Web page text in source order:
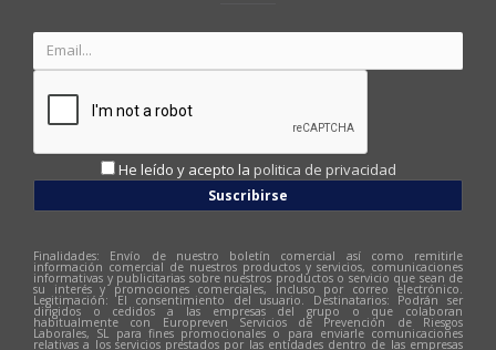
He leído y acepto la politica de privacidad
Suscribirse
Finalidades: Envío de nuestro boletín comercial así como remitirle
información comercial de nuestros productos y servicios, comunicaciones
informativas y publicitarias sobre nuestros productos o servicio que sean de
su interés y promociones comerciales, incluso por correo electrónico.
Legitimación: El consentimiento del usuario. Destinatarios: Podrán ser
dirigidos o cedidos a las empresas del grupo o que colaboran
habitualmente con Europreven Servicios de Prevención de Riesgos
Laborales, SL para fines promocionales o para enviarle comunicaciones
relativas a los servicios prestados por las entidades dentro de las empresas